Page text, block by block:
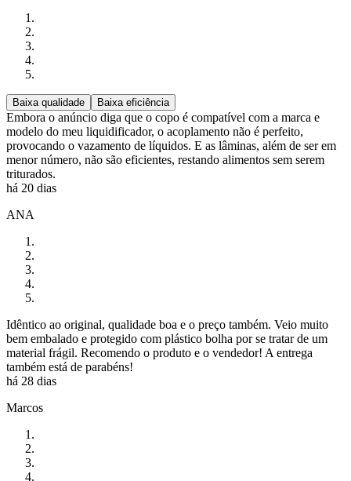
Baixa qualidade Baixa eficiência
Embora o anúncio diga que o copo é compatível com a marca e
modelo do meu liquidificador, o acoplamento não é perfeito,
provocando o vazamento de líquidos. E as lâminas, além de ser em
menor número, não são eficientes, restando alimentos sem serem
triturados.
há 20 dias
ANA
Idêntico ao original, qualidade boa e o preço também. Veio muito
bem embalado e protegido com plástico bolha por se tratar de um
material frágil. Recomendo o produto e o vendedor! A entrega
também está de parabéns!
há 28 dias
Marcos